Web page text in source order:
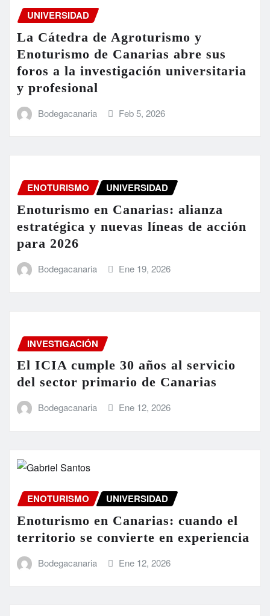
UNIVERSIDAD
La Cátedra de Agroturismo y
Enoturismo de Canarias abre sus
foros a la investigación universitaria
y profesional
Bodegacanaria Feb 5, 2026
ENOTURISMO UNIVERSIDAD
Enoturismo en Canarias: alianza
estratégica y nuevas líneas de acción
para 2026
Bodegacanaria Ene 19, 2026
INVESTIGACIÓN
El ICIA cumple 30 años al servicio
del sector primario de Canarias
Bodegacanaria Ene 12, 2026
ENOTURISMO UNIVERSIDAD
Enoturismo en Canarias: cuando el
territorio se convierte en experiencia
Bodegacanaria Ene 12, 2026